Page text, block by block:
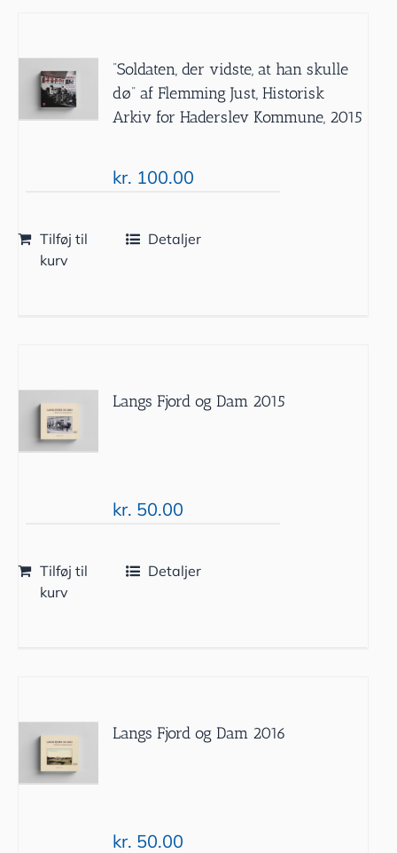
”Soldaten, der vidste, at han skulle
dø” af Flemming Just, Historisk
Arkiv for Haderslev Kommune, 2015
kr. 100.00
Tilføj til
kurv
Detaljer
Langs Fjord og Dam 2015
kr. 50.00
Tilføj til
kurv
Detaljer
Langs Fjord og Dam 2016
kr. 50.00